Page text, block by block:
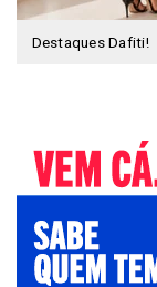
Destaques Dafiti!